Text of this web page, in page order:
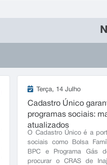
Cadastro Único
programas sociais:
atualizados
Terça 14 Julho
O Cadastro Único é a
sociais como Bolsa
BPC e Programa Gás
procurar o CRAS de